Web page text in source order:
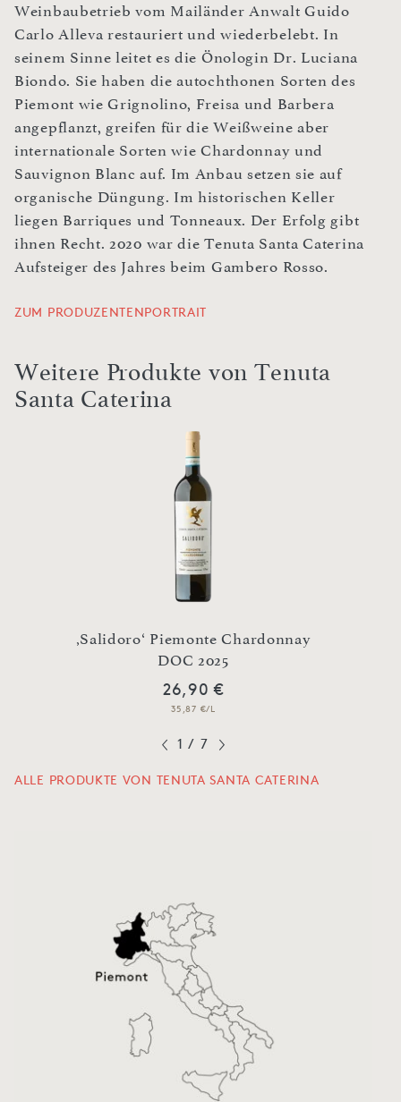
Weinbaubetrieb vom Mailänder Anwalt Guido
Carlo Alleva restauriert und wiederbelebt. In
seinem Sinne leitet es die Önologin Dr. Luciana
Biondo. Sie haben die autochthonen Sorten des
Piemont wie Grignolino, Freisa und Barbera
angepflanzt, greifen für die Weißweine aber
internationale Sorten wie Chardonnay und
Sauvignon Blanc auf. Im Anbau setzen sie auf
organische Düngung. Im historischen Keller
liegen Barriques und Tonneaux. Der Erfolg gibt
ihnen Recht. 2020 war die Tenuta Santa Caterina
Aufsteiger des Jahres beim Gambero Rosso.
ZUM PRODUZENTENPORTRAIT
Weitere Produkte von Tenuta
Santa Caterina
‚Salidoro‘ Piemonte Chardonnay
DOC 2025
26,90 €
35,87 €/L
1 / 7
ALLE PRODUKTE VON TENUTA SANTA CATERINA